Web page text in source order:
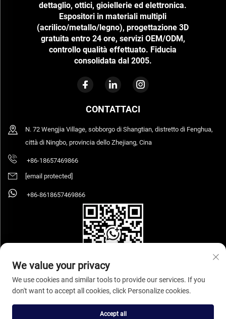
dettaglio, ottici, gioiellerie ed elettronica.
Espositori in materiali multipli
(acrilico/metallo/legno), progettazione 3D
gratuita entro 24 ore, servizi OEM/ODM,
controllo qualità effettuato. Fiducia
consolidata dal 2005.
CONTATTACI
N. 72 Wengjia Village, sobborgo di Shangtian, distretto di Fenghua,
città di Ningbo, provincia dello Zhejiang, Cina
+86-18657469866
[email protected]
+86-8618657469866
Copyright © 2026 Ningbo Sihooz Furniture Industry And Trade Co., Ltd. Tutti i
diritti riservati. Informativa sulla privacy
We value your privacy
We use cookies and similar tools to provide our services. If you
don't want to accept all cookies, click Personalize cookies.
Accept all